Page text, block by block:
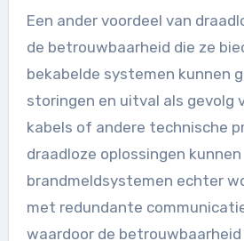
Een ander voordeel van
de betrouwbaarheid die ze
bekabelde systemen kunnen
storingen en uitval als gevolg
kabels of andere technische
draadloze oplossingen kunnen
brandmeldsystemen echter
met redundante
waardoor de